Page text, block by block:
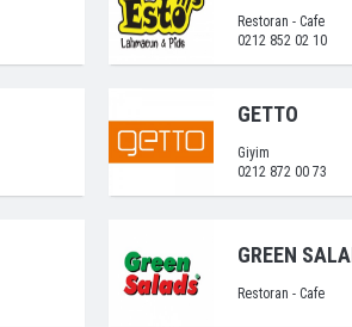
Restoran - Cafe
0212 852 02 10
GETTO
Giyim
0212 872 00 73
GREEN
Restoran - Cafe